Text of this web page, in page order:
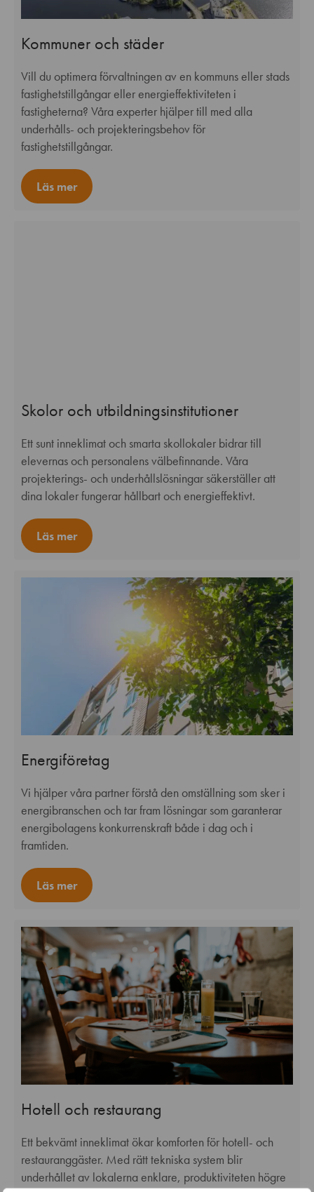
Kommuner och städer
Vill du optimera förvaltningen av en kommuns eller stads
fastighetstillgångar eller energieffektiviteten i
fastigheterna? Våra experter hjälper till med alla
underhålls- och projekteringsbehov för
fastighetstillgångar.
Läs mer
Skolor och utbildningsinstitutioner
Ett sunt inneklimat och smarta skollokaler bidrar till
elevernas och personalens välbefinnande. Våra
projekterings- och underhållslösningar säkerställer att
dina lokaler fungerar hållbart och energieffektivt.
Läs mer
Energiföretag
Vi hjälper våra partner förstå den omställning som sker i
energibranschen och tar fram lösningar som garanterar
energibolagens konkurrenskraft både i dag och i
framtiden.
Läs mer
Hotell och restaurang
Ett bekvämt inneklimat ökar komforten för hotell- och
restauranggäster. Med rätt tekniska system blir
underhållet av lokalerna enklare, produktiviteten högre